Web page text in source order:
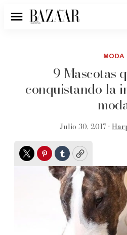
Menú
MODA
9 Mascotas
conquistando la
Julio 30, 2017 •
TwitterPinterest
TumblrCopy